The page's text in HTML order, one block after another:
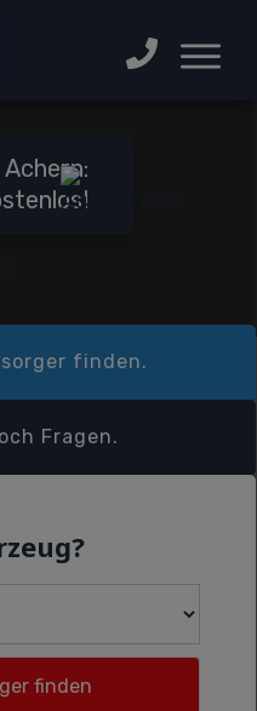
finden.
Fragen.